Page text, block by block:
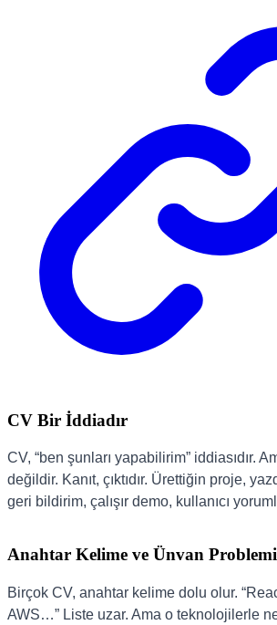
CV Bir İddiadır
CV, “ben şunları yapabilirim” iddiasıdır.
değildir. Kanıt, çıktıdır. Ürettiğin proje,
geri bildirim, çalışır demo, kullanıcı
Anahtar Kelime ve Ünvan Problemi
Birçok CV, anahtar kelime dolu olur.
AWS…” Liste uzar. Ama o teknolojilerle